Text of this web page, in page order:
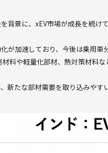
背景に、xEV市場が成長を続けて
が加速しており、今後は乗用車
料や軽量化部材、熱対策材料な
新たな部材需要を取り込みやす